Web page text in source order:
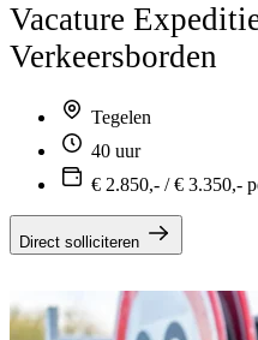
Vacature
Verkeersborden
Tegelen
40 uur
€ 2.850,- / € 3.350,-
Direct solliciteren